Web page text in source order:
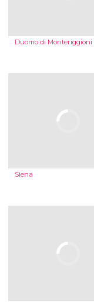
Duomo di Monteriggioni
Siena